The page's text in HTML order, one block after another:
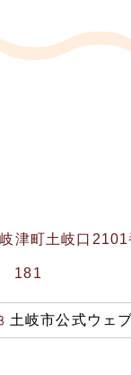
津町土岐口2101
181
土岐市公式ウェ